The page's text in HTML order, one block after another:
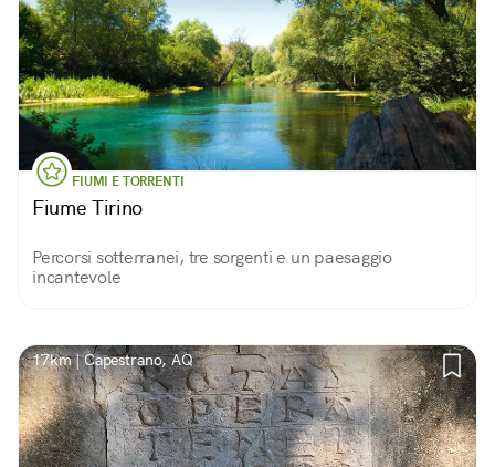
FIUMI E TORRENTI
Fiume Tirino
Percorsi sotterranei, tre sorgenti e un paesaggio
incantevole
17km | Capestrano, AQ